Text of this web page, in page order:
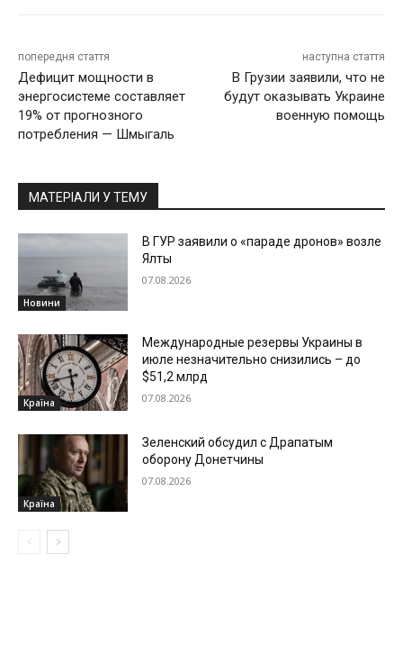
попередня стаття
Дефицит мощности в
энергосистеме составляет
19% от прогнозного
потребления — Шмыгаль
наступна стаття
В Грузии заявили, что не
будут оказывать Украине
военную помощь
МАТЕРІАЛИ У ТЕМУ
Новини
В ГУР заявили о «параде дронов» возле
Ялты
07.08.2026
Країна
Международные резервы Украины в
июле незначительно снизились – до
$51,2 млрд
07.08.2026
Країна
Зеленский обсудил с Драпатым
оборону Донетчины
07.08.2026